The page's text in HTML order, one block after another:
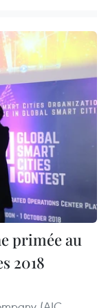
primée au
2018